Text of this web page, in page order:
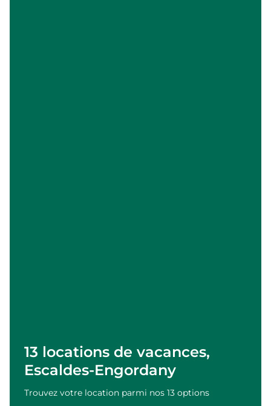
13 locations de vacances,
Escaldes-Engordany
Trouvez votre location parmi nos 13 options